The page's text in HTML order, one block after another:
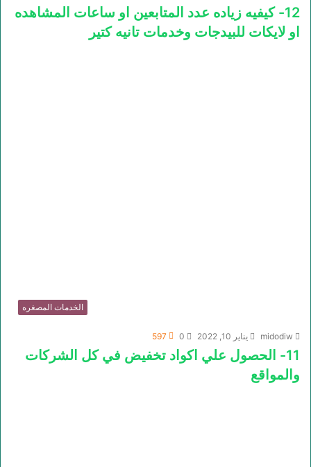
12- كيفيه زياده عدد المتابعين او ساعات المشاهده
او لايكات للبيدجات وخدمات تانيه كتير
الخدمات المصغره
midodiw يناير 10, 2022 0
597
11- الحصول علي اكواد تخفيض في كل الشركات
والمواقع